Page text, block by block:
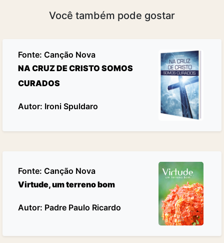
Você também pode gostar
Fonte: Canção Nova
NA CRUZ DE CRISTO SOMOS
CURADOS
Autor: Ironi Spuldaro
Fonte: Canção Nova
Virtude, um terreno bom
Autor: Padre Paulo Ricardo